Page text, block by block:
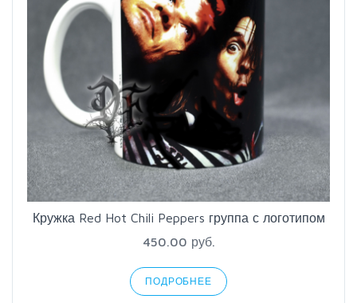
Кружка Red Hot Chili Peppers группа с логотипом
450.00 руб.
ПОДРОБНЕЕ